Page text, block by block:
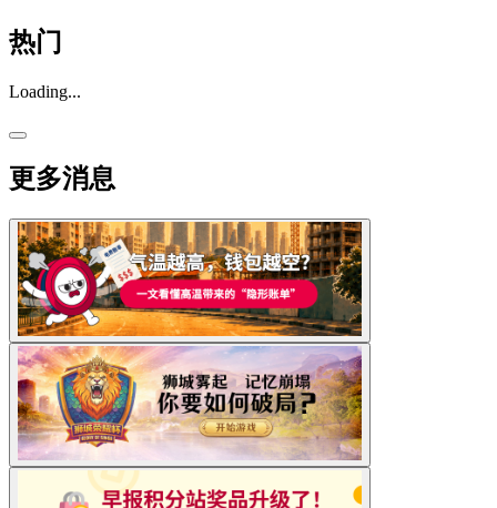
热门
Loading...
更多消息